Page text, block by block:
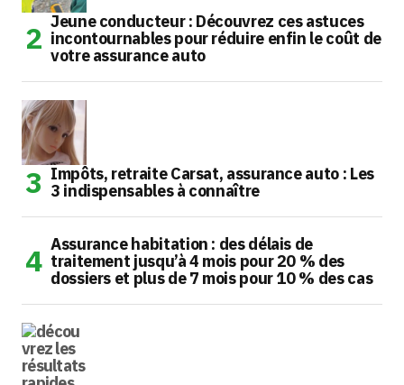
Jeune conducteur : Découvrez ces astuces
incontournables pour réduire enfin le coût de
votre assurance auto
Impôts, retraite Carsat, assurance auto : Les
3 indispensables à connaître
Assurance habitation : des délais de
traitement jusqu’à 4 mois pour 20 % des
dossiers et plus de 7 mois pour 10 % des cas